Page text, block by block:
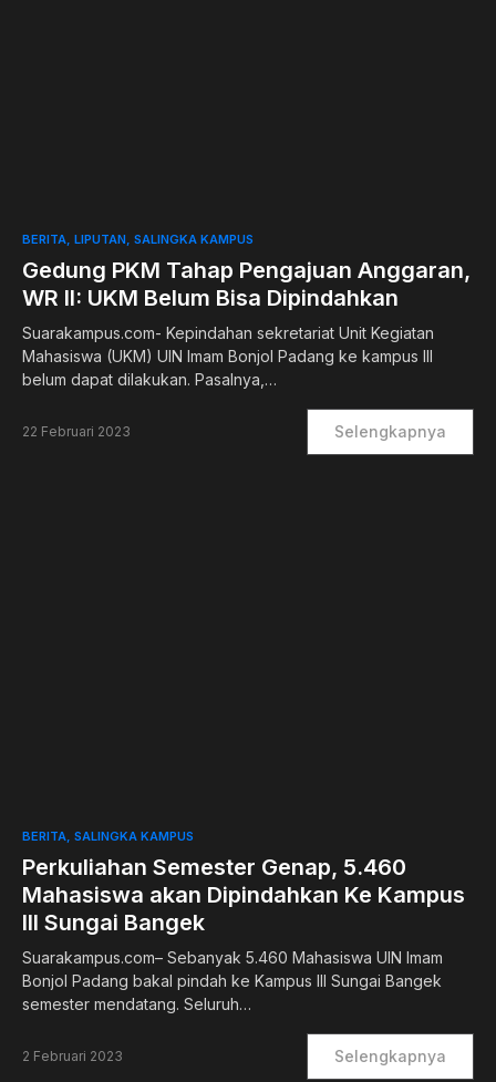
0
BERITA LIPUTAN SALINGKA KAMPUS
Gedung PKM Tahap Pengajuan Anggaran,
WR II: UKM Belum Bisa Dipindahkan
Suarakampus.com- Kepindahan sekretariat Unit Kegiatan
Mahasiswa (UKM) UIN Imam Bonjol Padang ke kampus III
belum dapat dilakukan. Pasalnya,…
22 Februari 2023 Selengkapnya
BERITA SALINGKA KAMPUS
Perkuliahan Semester Genap, 5.460
Mahasiswa akan Dipindahkan Ke Kampus
III Sungai Bangek
Suarakampus.com– Sebanyak 5.460 Mahasiswa UIN Imam
Bonjol Padang bakal pindah ke Kampus III Sungai Bangek
semester mendatang. Seluruh…
2 Februari 2023 Selengkapnya